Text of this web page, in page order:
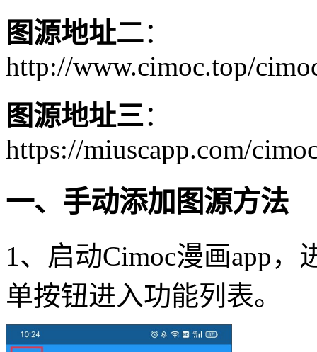
图源地址二：
http://www.cimoc.top/
图源地址三：
https://miuscapp.com/
一、手动添加图源方法
1、启动Cimoc漫画app
单按钮进入功能列表。